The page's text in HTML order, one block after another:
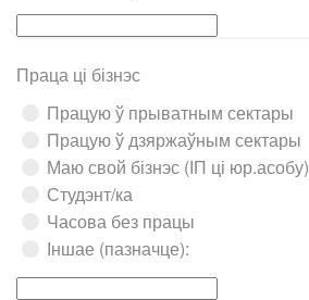
Праца ці бізнэс
Працую ў прыватным сектары
Працую ў дзяржаўным сектары
Маю свой бізнэс (ІП ці юр.асобу)
Студэнт/ка
Часова без працы
Іншае (пазначце):